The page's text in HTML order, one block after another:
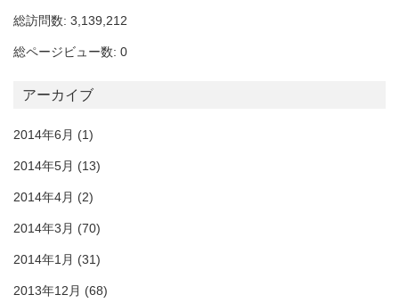
総訪問数: 3,139,212
総ページビュー数: 0
アーカイブ
2014年6月 (1)
2014年5月 (13)
2014年4月 (2)
2014年3月 (70)
2014年1月 (31)
2013年12月 (68)